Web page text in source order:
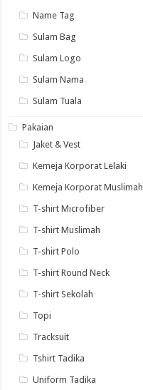
Name Tag
Sulam Bag
Sulam Logo
Sulam Nama
Sulam Tuala
Pakaian
Jaket & Vest
Kemeja Korporat Lelaki
Kemeja Korporat Muslimah
T-shirt Microfiber
T-shirt Muslimah
T-shirt Polo
T-shirt Round Neck
T-shirt Sekolah
Topi
Tracksuit
Tshirt Tadika
Uniform Tadika